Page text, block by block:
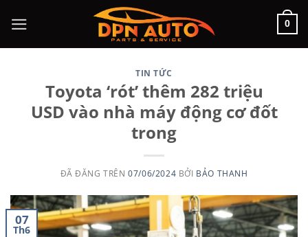
đến
nội
0
TIN TỨC
Toyota ‘rót’ thêm 282 triệu
USD vào nhà máy động cơ đốt
trong
ĐÃ ĐĂNG TRÊN07/06/2024 BỞI BẢO THANH
07
Th6